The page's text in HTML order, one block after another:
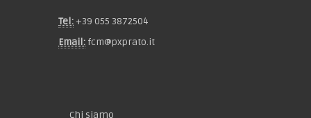
Tel: +39 055 3872504
Email: fcm@pxprato.it
Chi siamo